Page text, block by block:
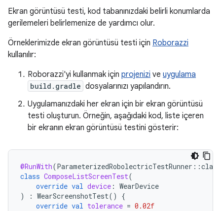
Ekran görüntüsü testi, kod tabanınızdaki belirli konumlarda
gerilemeleri belirlemenize de yardımcı olur.
Örneklerimizde ekran görüntüsü testi için Roborazzi
kullanılır:
Roborazzi'yi kullanmak için projenizi ve uygulama
build.gradle dosyalarınızı yapılandırın.
Uygulamanızdaki her ekran için bir ekran görüntüsü
testi oluşturun. Örneğin, aşağıdaki kod, liste içeren
bir ekranın ekran görüntüsü testini gösterir:
@RunWith(ParameterizedRobolectricTestRunner ::class
class ComposeListScreenTest(
override val device : WearDevice
)
: WearScreenshotTest()
{
override val tolerance = 0.02f